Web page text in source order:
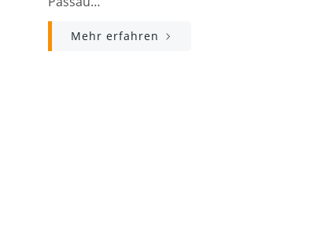
Mehr erfahren